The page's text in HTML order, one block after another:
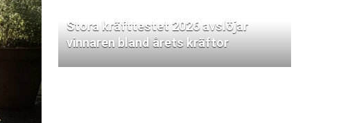
Stora kräfttestet 2026 avslöjar
vinnaren bland årets kräftor